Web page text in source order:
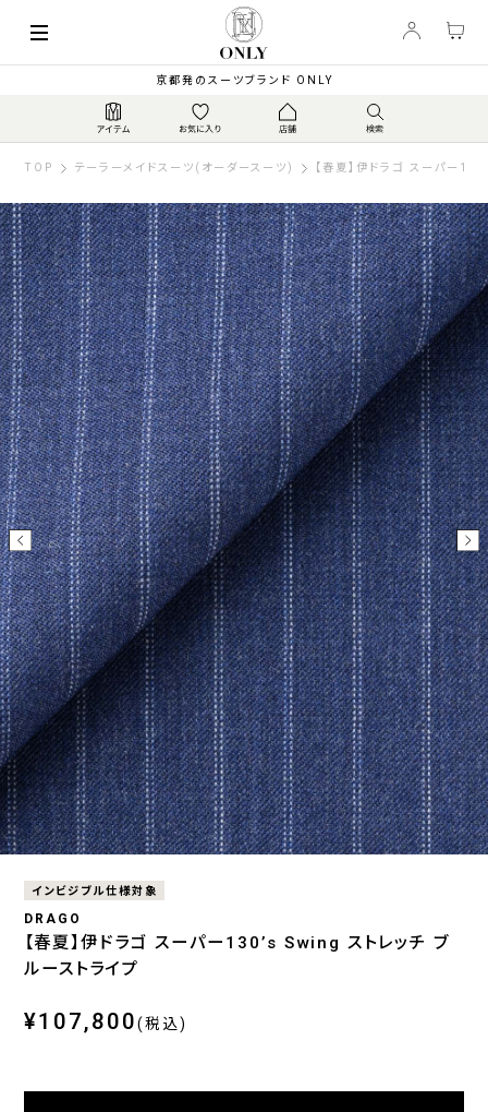
京都発のスーツブランド ONLY
TOP テーラーメイドスーツ(オーダースーツ) 【春夏】伊ドラゴ スーパー
インビジブル仕様対象
DRAGO
【春夏】伊ドラゴ スーパー130’s Swing ストレッチ ブ
ルーストライプ
¥107,800(税込)